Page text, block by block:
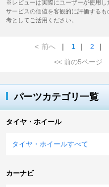
※レビューは実際にユーザーが使用し
サービスの価値を客観的に評価する
考としてご活用ください。
< 前へ ｜ 1 ｜ 2 ｜
<< 前の5ページ
パーツカテゴリ一覧
タイヤ・ホイール
タイヤ・ホイールすべて
カーナビ